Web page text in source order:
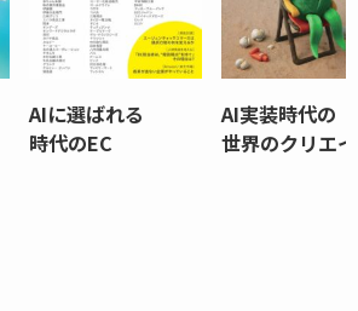
AIに選ばれる
時代のEC
AI実装時代の
世界のクリエ